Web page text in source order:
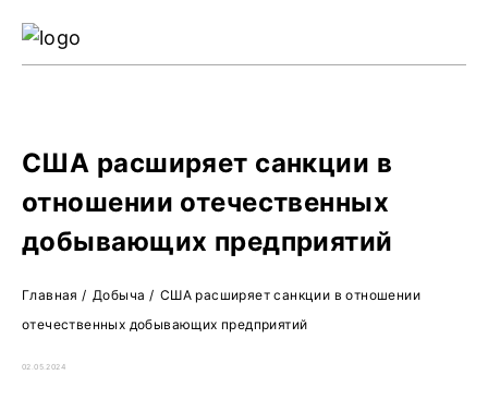
США расширяет санкции в
отношении отечественных
добывающих предприятий
Главная / Добыча / США расширяет санкции в отношении
отечественных добывающих предприятий
02.05.2024